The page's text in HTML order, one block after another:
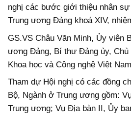
nghị các bước giới thiệu nhân
Trung ương Đảng khoá XIV,
GS.VS Châu Văn Minh, Ủy viên
ương Đảng, Bí thư Đảng ủy, Chủ
Khoa học và Công nghệ Việt
Tham dự Hội nghị có các đồng
Bộ, Ngành ở Trung ương gồm:
Trung ương; Vụ Địa bàn II, Ủy